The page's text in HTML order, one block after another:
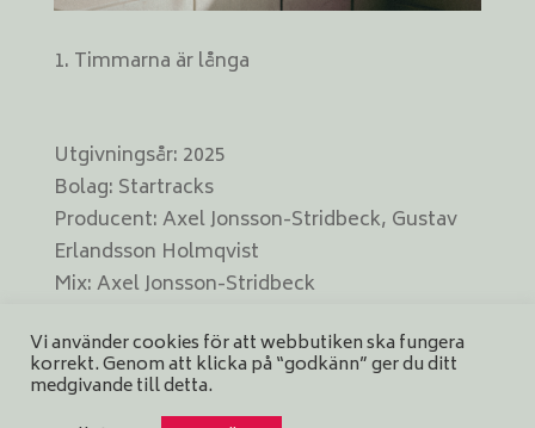
Timmarna är långa
Utgivningsår: 2025
Bolag: Startracks
Producent: Axel Jonsson-Stridbeck, Gustav
Erlandsson Holmqvist
Mix: Axel Jonsson-Stridbeck
Omslag: Bedow Design
Format: digital singel
Vi använder cookies för att webbutiken ska fungera
korrekt. Genom att klicka på “godkänn” ger du ditt
medgivande till detta.